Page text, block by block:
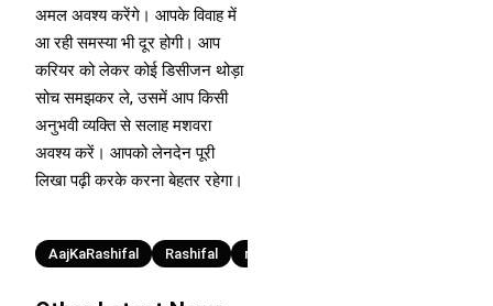
अमल अवश्य करेंगे। आपके विवाह में
आ रही समस्या भी दूर होगी। आप
करियर को लेकर कोई डिसीजन थोड़ा
सोच समझकर ले, उसमें आप किसी
अनुभवी व्यक्ति से सलाह मशवरा
अवश्य करें। आपको लेनदेन पूरी
लिखा पढ़ी करके करना बेहतर रहेगा।
Tags
AajKaRashifal Rashifal rashifal 2025